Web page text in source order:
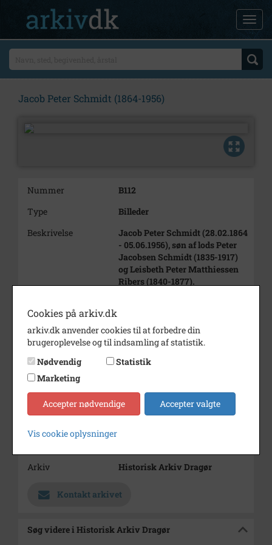
Jacob Peter Schmidt (1864-1956)
Nummer
B112
Type
Billeder
Beskrivelse
Jacob Peter Schmidt (28.02.1864
- 05.06.1956), søn af lods Peter
Jacobsen Schmidt (1835-1917)
og Leisbeth Peter Matthiessen
Ribers (1840-1877).
Bemærkning
Gift 1888 med Niel Henrik Jans
(1862-1915).
Periode
1885 - 1890
Fotograf
Størrelse
10 x 6,5 cm kopi
Arkiv
Historisk Arkiv Dragør
Kontakt arkivet
Søg videre i Historisk Arkiv Dragør
Cookies på arkiv.dk
arkiv.dk anvender cookies til at forbedre din
brugeroplevelse og til indsamling af statistik.
Nødvendig
Statistik
Marketing
Accepter nødvendige Accepter valgte
Vis cookie oplysninger